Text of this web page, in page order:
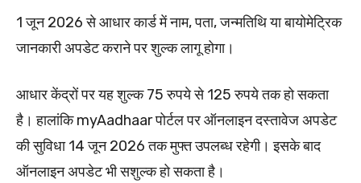
1 जून 2026 से आधार कार्ड में नाम, पता, जन्मतिथि या बायोमेट्रिक
जानकारी अपडेट कराने पर शुल्क लागू होगा।
आधार केंद्रों पर यह शुल्क 75 रुपये से 125 रुपये तक हो सकता
है। हालांकि myAadhaar पोर्टल पर ऑनलाइन दस्तावेज अपडेट
की सुविधा 14 जून 2026 तक मुफ्त उपलब्ध रहेगी। इसके बाद
ऑनलाइन अपडेट भी सशुल्क हो सकता है।